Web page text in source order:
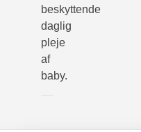
beskyttende
daglig
pleje
af
baby.